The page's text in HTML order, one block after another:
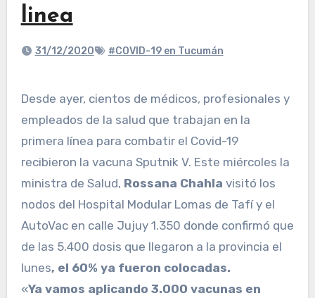
linea
31/12/2020 #COVID-19 en Tucumán
Desde ayer, cientos de médicos, profesionales y
empleados de la salud que trabajan en la
primera línea para combatir el Covid-19
recibieron la vacuna Sputnik V. Este miércoles la
ministra de Salud, Rossana Chahla visitó los
nodos del Hospital Modular Lomas de Tafí y el
AutoVac en calle Jujuy 1.350 donde confirmó que
de las 5.400 dosis que llegaron a la provincia el
lunes, el 60% ya fueron colocadas.
«Ya vamos aplicando 3.000 vacunas en